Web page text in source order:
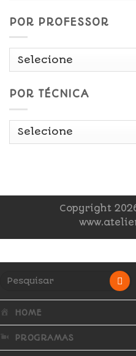
POR PROFESSOR
POR TÉCNICA
Copyright
HOME
PROGRAMAS